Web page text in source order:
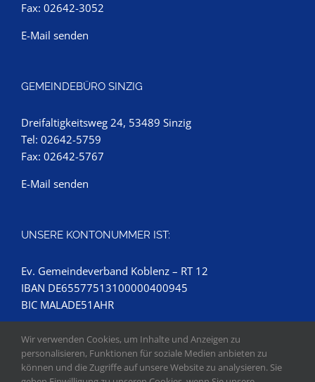
Fax: 02642-3052
E-Mail senden
GEMEINDEBÜRO SINZIG
Dreifaltigkeitsweg 24, 53489 Sinzig
Tel: 02642-5759
Fax: 02642-5767
E-Mail senden
UNSERE KONTONUMMER IST:
Ev. Gemeindeverband Koblenz – RT 12
IBAN DE65577513100000400945
BIC MALADE51AHR
Wir verwenden Cookies, um Inhalte und Anzeigen zu
personalisieren, Funktionen für soziale Medien anbieten zu
können und die Zugriffe auf unsere Website zu analysieren. Sie